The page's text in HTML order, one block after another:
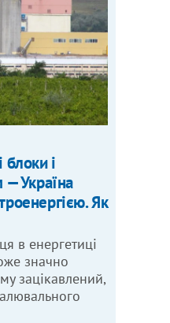
блоки і
— Україна
Як
в енергетиці
значно
зацікавлений,